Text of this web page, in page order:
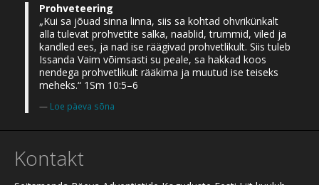
Prohveteering
„Kui sa jõuad sinna linna, siis sa kohtad ohvrikünkalt
alla tulevat prohvetite salka, naablid, trummid, viled ja
kandled ees, ja nad ise räägivad prohvetlikult. Siis tuleb
Issanda Vaim võimsasti su peale, sa hakkad koos
nendega prohvetlikult rääkima ja muutud ise teiseks
meheks.“ 1Sm 10:5–6
Loe päeva sõna
Kontakt